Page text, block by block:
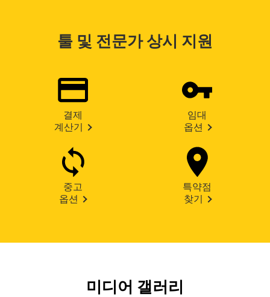
툴 및 전문가 상시 지원
결제
계산기
임대
옵션
중고
옵션
특약점
찾기
미디어 갤러리